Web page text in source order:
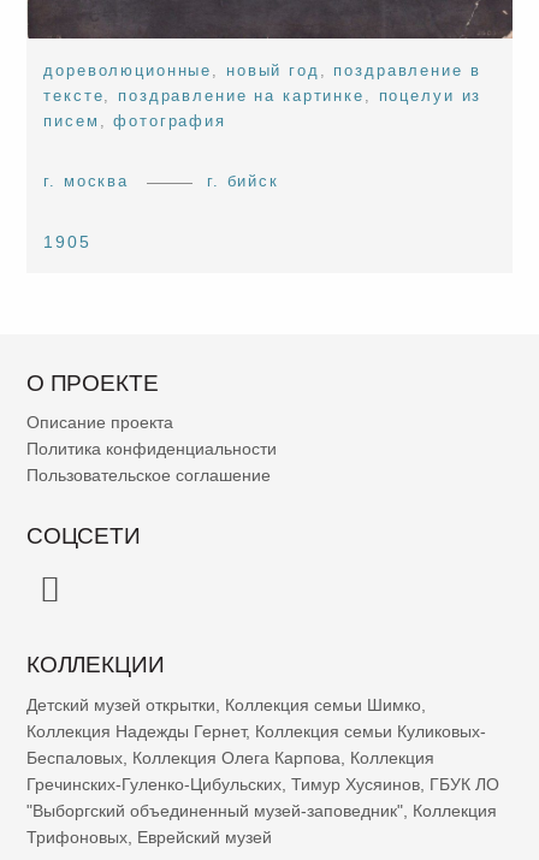
дореволюционные , новый год , поздравление в
тексте, поздравление на картинке , поцелуи из
писем ,фотография
г. москва г. бийск
1905
О ПРОЕКТЕ
Описание проекта
Политика конфиденциальности
Пользовательское соглашение
СОЦСЕТИ
КОЛЛЕКЦИИ
Детский музей открытки Коллекция семьи Шимко
Коллекция Надежды Гернет, Коллекция семьи Куликовых-
Беспаловых Коллекция Олега Карпова
Коллекция
Гречинских-Гуленко-Цибульских Тимур Хусяинов ГБУК ЛО
"Выборгский объединенный музей-заповедник" Коллекция
Трифоновых Еврейский музей